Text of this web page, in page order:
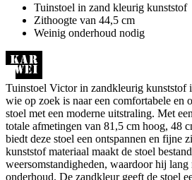
Tuinstoel in zand kleurig kunststof
Zithoogte van 44,5 cm
Weinig onderhoud nodig
Tuinstoel Victor in zandkleurig kunststof
wie op zoek is naar een comfortabele en
stoel met een moderne uitstraling. Met
totale afmetingen van 81,5 cm hoog, 48
biedt deze stoel een ontspannen en fijne
kunststof materiaal maakt de stoel
weersomstandigheden, waardoor hij lang
onderhoud. De zandkleur geeft de stoel